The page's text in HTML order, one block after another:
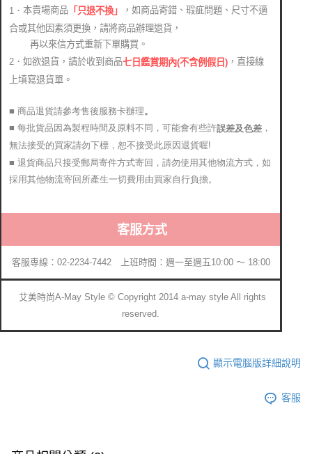
1． 本賣場商品 「只退不換」
，如商品寄錯、瑕疵問題、尺寸不適
合或其他因素須更換，請將商品辦理退貨，
再以來信方式重新下單購買。
2．如欲退貨，請於收到商品七日鑑賞期內(不含例假日) ，直接線
上填寫退貨單。
■ 商品退貨請參考售後服務卡辦理。
■ 每批貨品因為製程時間及原料不同，可能會有些許誤差及色差 ，
無法接受的買家請勿下標，恕不接受此原因退貨喔!
■ 退貨商品只接受郵局寄件方式寄回，請勿使用其他物流方式，如
採用其他物流寄回所產生一切費用由買家自行負擔。
客服方式
客服專線：02-2234-7442 上班時間：週一至週五10:00 ～ 18:00
艾美時尚A-May Style © Copyright 2014 a-may style All rights
reserved.
顯示電腦版詳細說明
客服